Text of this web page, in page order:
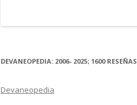
DEVANEOPEDIA: 2006- 2025; 1600 RESEÑAS
Devaneopedia